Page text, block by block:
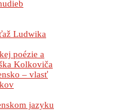
Ludwika
poézie a
Kolkoviča
– vlasť
jazyku